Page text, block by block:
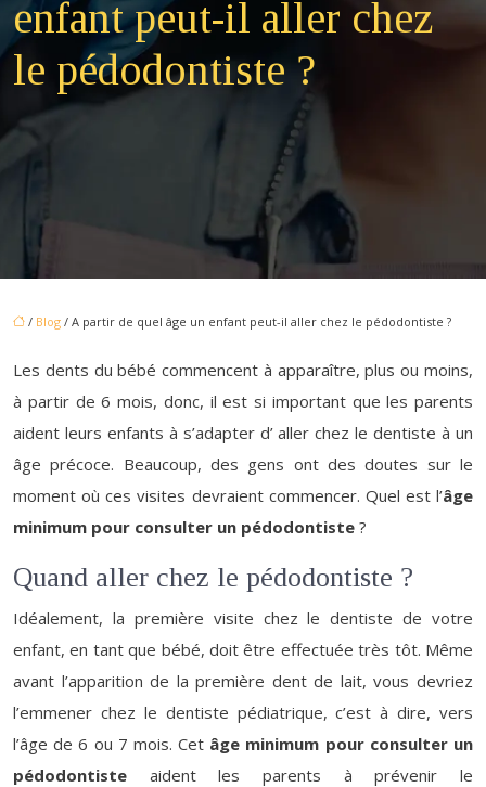
enfant peut-il aller chez
le pédodontiste ?
/ Blog / A partir de quel âge un enfant peut-il aller chez le pédodontiste ?
Les dents du bébé commencent à apparaître, plus ou moins,
à partir de 6 mois, donc, il est si important que les parents
aident leurs enfants à s’adapter d’ aller chez le dentiste à un
âge précoce. Beaucoup, des gens ont des doutes sur le
moment où ces visites devraient commencer. Quel est l’âge
minimum pour consulter un pédodontiste ?
Quand aller chez le pédodontiste ?
Idéalement, la première visite chez le dentiste de votre
enfant, en tant que bébé, doit être effectuée très tôt. Même
avant l’apparition de la première dent de lait, vous devriez
l’emmener chez le dentiste pédiatrique, c’est à dire, vers
l’âge de 6 ou 7 mois. Cet âge minimum pour consulter un
pédodontiste aident les parents à prévenir le